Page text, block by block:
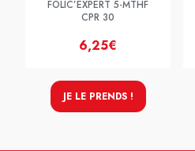
FOLIC’EXPERT 5-MTHF
CPR 30
6,25€
JE LE PRENDS !